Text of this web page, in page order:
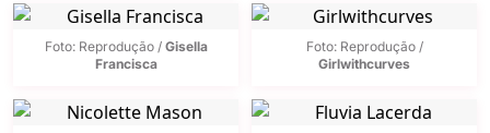
Foto: Reprodução / Gisella
Francisca
Foto: Reprodução /
Girlwithcurves